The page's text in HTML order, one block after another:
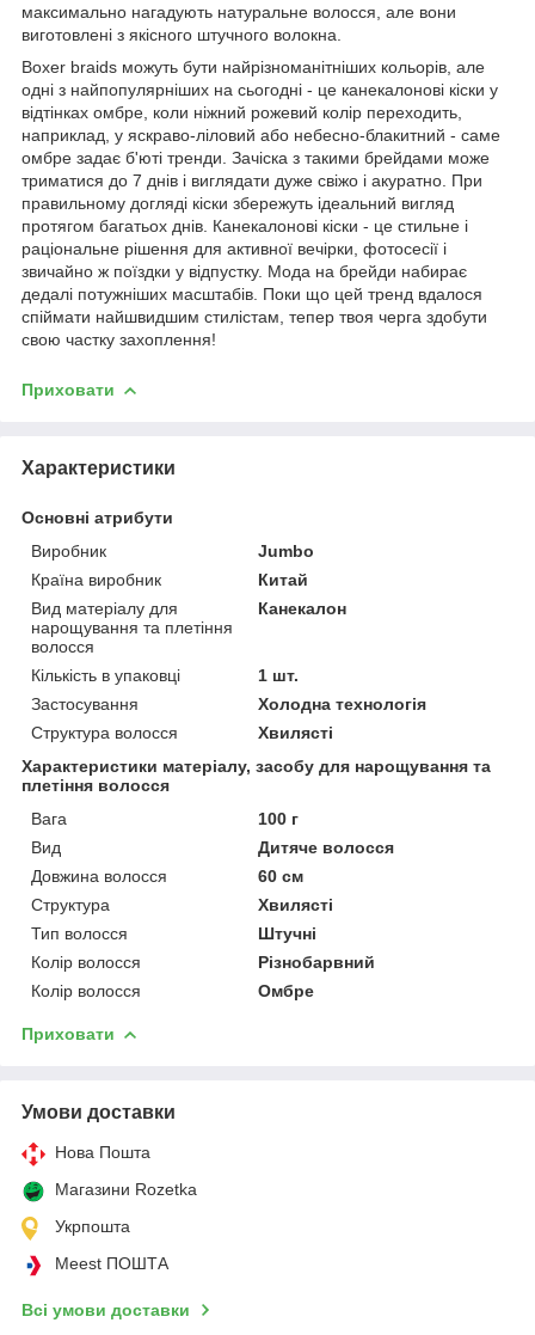
максимально нагадують натуральне волосся, але вони
виготовлені з якісного штучного волокна.
Boxer braids можуть бути найрізноманітніших кольорів, але
одні з найпопулярніших на сьогодні - це канекалонові кіски у
відтінках омбре, коли ніжний рожевий колір переходить,
наприклад, у яскраво-ліловий або небесно-блакитний - саме
омбре задає б'юті тренди. Зачіска з такими брейдами може
триматися до 7 днів і виглядати дуже свіжо і акуратно. При
правильному догляді кіски збережуть ідеальний вигляд
протягом багатьох днів. Канекалонові кіски - це стильне і
раціональне рішення для активної вечірки, фотосесії і
звичайно ж поїздки у відпустку. Мода на брейди набирає
дедалі потужніших масштабів. Поки що цей тренд вдалося
спіймати найшвидшим стилістам, тепер твоя черга здобути
свою частку захоплення!
Приховати
Характеристики
Основні атрибути
Виробник
Jumbo
Країна виробник
Китай
Вид матеріалу для
нарощування та плетіння
волосся
Канекалон
Кількість в упаковці
1 шт.
Застосування
Холодна технологія
Структура волосся
Хвилясті
Характеристики матеріалу, засобу для нарощування та
плетіння волосся
Вага
100 г
Вид
Дитяче волосся
Довжина волосся
60 см
Структура
Хвилясті
Тип волосся
Штучні
Колір волосся
Різнобарвний
Колір волосся
Омбре
Приховати
Умови доставки
Нова Пошта
Магазини Rozetka
Укрпошта
Meest ПОШТА
Всі умови доставки